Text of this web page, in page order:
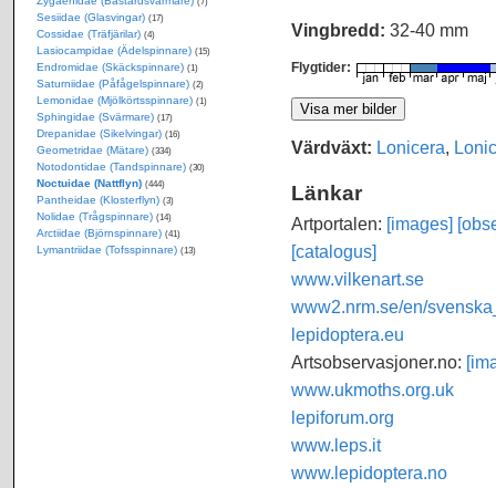
Vingbredd: 32-40 mm
Flygtider:
Värdväxt: Lonicera,
Länkar
Artportalen: [images]
[catalogus]
www.vilkenart.se
www2.nrm.se/en/
lepidoptera.eu
Artsobservasjoner.no:
www.ukmoths.org.uk
lepiforum.org
www.leps.it
www.lepidoptera.no
Sesiidae (Glasvingar) (17)
Cossidae (Träfjärilar) (4)
Lasiocampidae (Ädelspinnare) (15)
Endromidae (Skäckspinnare) (1)
Saturniidae (Påfågelspinnare) (2)
Lemonidae (Mjölkörtsspinnare) (1)
Sphingidae (Svärmare) (17)
Drepanidae (Sikelvingar) (16)
Geometridae (Mätare) (334)
Notodontidae (Tandspinnare) (30)
Noctuidae (Nattflyn) (444)
Pantheidae (Klosterflyn) (3)
Nolidae (Trågspinnare) (14)
Arctiidae (Björnspinnare) (41)
Lymantriidae (Tofsspinnare) (13)